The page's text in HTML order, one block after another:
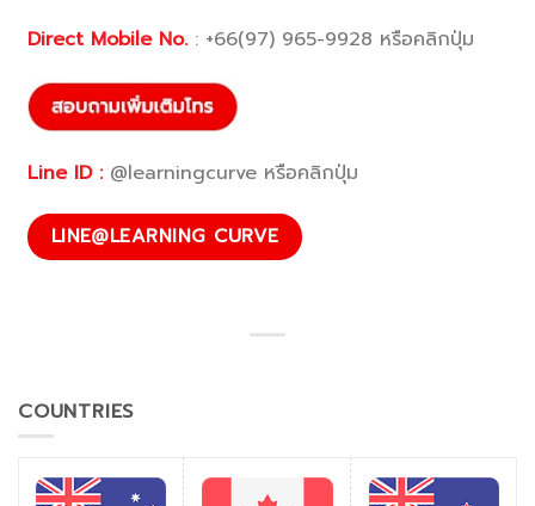
Direct Mobile No.: +66(97) 965-9928 หรือคลิกปุ่ม
Line ID :@learningcurve หรือคลิกปุ่ม
LINE@LEARNING CURVE
COUNTRIES